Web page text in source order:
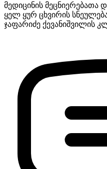
მედიცინის მეცნიერებათა
ყელ ყურ ცხვირის
ჯაფარიძე ქევანიშვილის